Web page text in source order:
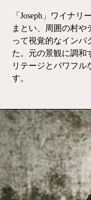
「Joseph」ワイナ
まとい、周囲の村や
って視覚的なインパ
た。元の景観に調和
リテージとパワフル
す。